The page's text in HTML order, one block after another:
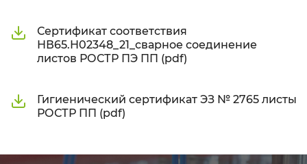
Сертификат соответствия
НВ65.Н02348_21_сварное соединение
листов РОСТР ПЭ ПП (pdf)
Гигиенический сертификат ЭЗ № 2765 листы
РОСТР ПП (pdf)